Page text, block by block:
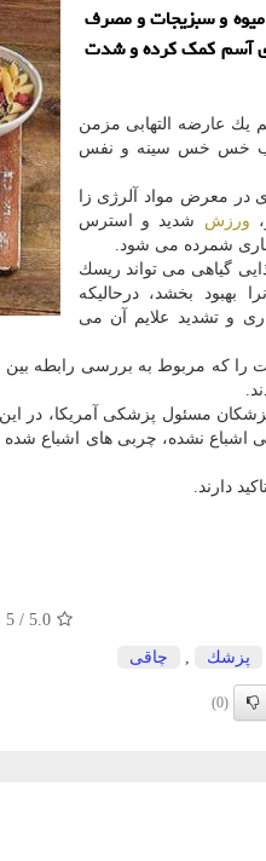
و سبزیجات و مصرف
آسم كمك كرده و شدت
یك عارضه التهابی مزمن
سبب خس خس سینه و نفس
در معرض مواد آلرژی زا
ورزش شدید و استرس
شمرده می شود.
گیاهی می تواند ریسك
بهبود بخشد، درحالیكه
و تشدید علایم آن می
را كه مربوط به بررسی رابطه
پزشكان مسئول پزشكی آمریكا، در
دارند.
5.0
/
5
پزشك , چاقی
(0)